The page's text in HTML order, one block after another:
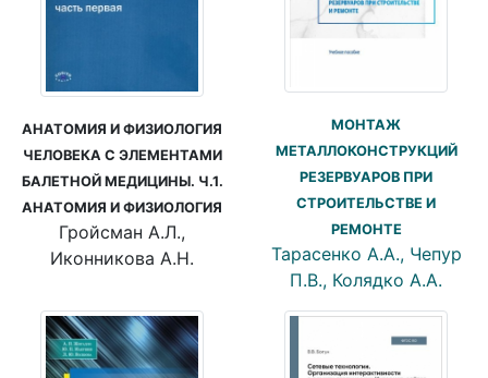
АНАТОМИЯ И ФИЗИОЛОГИЯ
ЧЕЛОВЕКА С ЭЛЕМЕНТАМИ
БАЛЕТНОЙ МЕДИЦИНЫ. Ч.1.
АНАТОМИЯ И ФИЗИОЛОГИЯ
Гройсман А.Л.,
Иконникова А.Н.
МОНТАЖ
МЕТАЛЛОКОНСТРУКЦИЙ
РЕЗЕРВУАРОВ ПРИ
СТРОИТЕЛЬСТВЕ И
РЕМОНТЕ
Тарасенко А.А., Чепур
П.В., Колядко А.А.